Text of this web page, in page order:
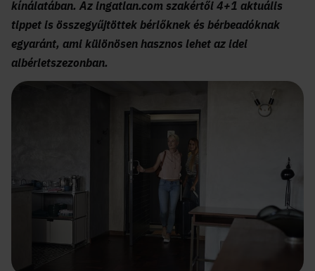
kínálatában. Az ingatlan.com szakértői 4+1 aktuális
tippet is összegyűjtöttek bérlőknek és bérbeadóknak
egyaránt, ami különösen hasznos lehet az idei
albérletszezonban.